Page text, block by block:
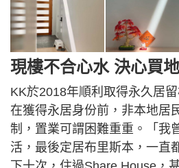
現樓不合心水 決心買地
KK於2018年順利取得永久居
在獲得永居身份前，非本地居
制，置業可謂困難重重。「我
活，最後定居布里斯本，一直